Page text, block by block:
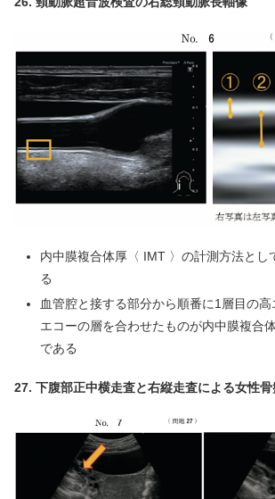
内中膜複合体厚〈 IMT 〉の計測方法とし
る
血管腔と接する部分から順番に1層目の
エコーの層を合わせたものが内中膜複合
である
27. 下腹部正中横走査と右縦走査による女性